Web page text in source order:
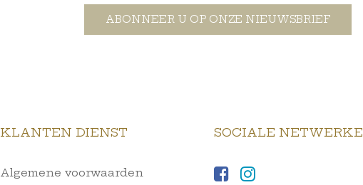
ABONNEER U OP ONZE NIEUWSBRIEF
KLANTEN DIENST
Algemene voorwaarden
SOCIALE